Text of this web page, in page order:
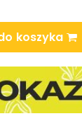
koszyka